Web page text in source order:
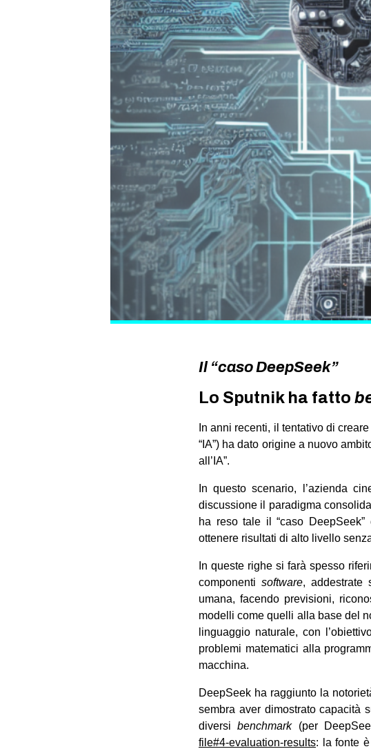
Il “caso DeepSeek”
Lo Sputnik ha fatto
In anni recenti, il tentativo di
“IA”) ha dato origine a nuovo
all’IA”.
In questo scenario, l’azienda
discussione il paradigma
ha reso tale il “caso DeepSeek”
ottenere risultati di alto livello
In queste righe si farà spesso
componentisoftware, addestrate
umana, facendo previsioni,
modelli come quelli alla base del
linguaggio naturale, con
problemi matematici alla
macchina.
DeepSeek ha raggiunto la
sembra aver dimostrato capacità
diversibenchmark(per
file#4-evaluation-results: la fonte